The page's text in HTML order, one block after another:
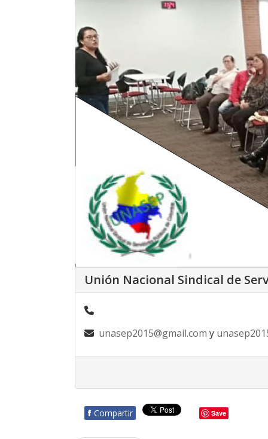
Unión Nacional Sindical de
unasep2015@gmail.com y
f Compartir Save